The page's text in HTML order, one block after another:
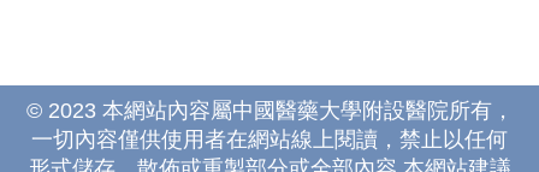
© 2023 本網站內容屬中國醫藥大學附設醫院所有，
一切內容僅供使用者在網站線上閱讀，禁止以任何